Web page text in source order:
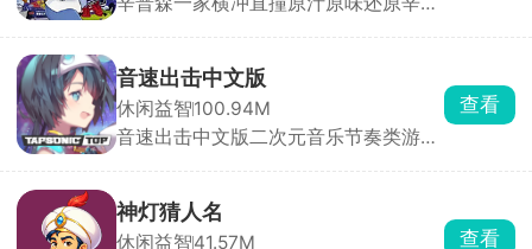
角色，在春田镇三大片区自由探索，驾
驶数十种风格迥异的载具，每辆车拥有
独立加速曲线与碰撞反馈，适配不同角
色性格。玩法融合竞速、跑酷、道具收
音速出击中文版
休闲益智100.94M
音速出击中文版二次元音乐节奏类游
内容，能够更好的让各位玩家了解世界
观背景。跟随着音乐节奏开启指尖挑
查看
神灯猜人名
休闲益智41.57M
查看